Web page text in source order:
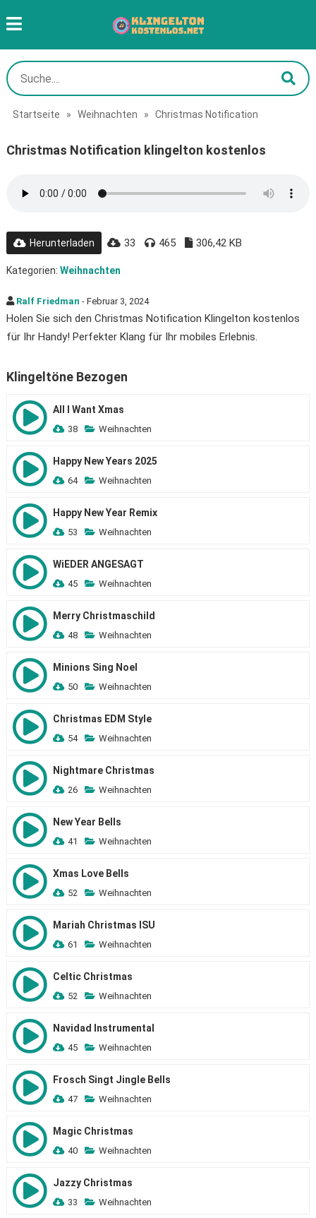
Startseite » Weihnachten » Christmas Notification
Christmas Notification klingelton kostenlos
Herunterladen 33 465 306,42 KB
Kategorien: Weihnachten
Ralf Friedman - Februar 3, 2024
Holen Sie sich den Christmas Notification Klingelton kostenlos
für Ihr Handy! Perfekter Klang für Ihr mobiles Erlebnis.
Klingeltöne Bezogen
All I Want Xmas
38 Weihnachten
Happy New Years 2025
64 Weihnachten
Happy New Year Remix
53 Weihnachten
WiEDER ANGESAGT
45 Weihnachten
Merry Christmaschild
48 Weihnachten
Minions Sing Noel
50 Weihnachten
Christmas EDM Style
54 Weihnachten
Nightmare Christmas
26 Weihnachten
New Year Bells
41 Weihnachten
Xmas Love Bells
52 Weihnachten
Mariah Christmas ISU
61 Weihnachten
Celtic Christmas
52 Weihnachten
Navidad Instrumental
45 Weihnachten
Frosch Singt Jingle Bells
47 Weihnachten
Magic Christmas
40 Weihnachten
Jazzy Christmas
33 Weihnachten